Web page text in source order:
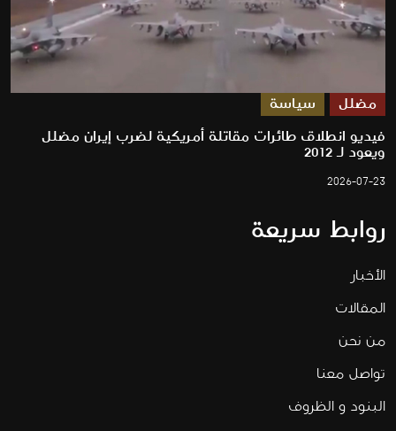
مضلل سياسة
فيديو انطلاق طائرات مقاتلة أمريكية لضرب إيران مضلل
ويعود لـ 2012
2026-07-23
روابط سريعة
الأخبار
المقالات
من نحن
تواصل معنا
البنود و الظروف